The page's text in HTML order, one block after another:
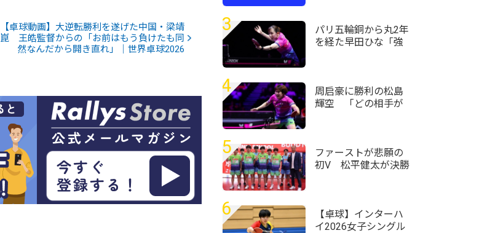
【卓球動画】大逆転勝利を遂げた中国・梁靖
崑 王皓監督からの「お前はもう負けたも同
然なんだから開き直れ」｜世界卓球2026
マホアドバイザー
職」募集開始！
3
パリ五輪銅から丸2年
を経た早田ひな「強
オンズ横浜2026＞
4
周启豪に勝利の松島
輝空 「どの相手が
ピオンズ横浜2026＞
5
ファーストが悲願の
初V 松平健太が決勝
選手権大会＞
6
【卓球】インターハ
イ2026女子シングル